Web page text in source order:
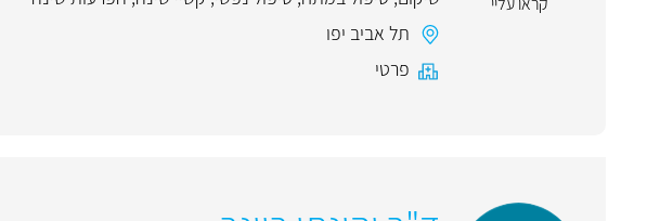
תל אביב יפו
פרטי